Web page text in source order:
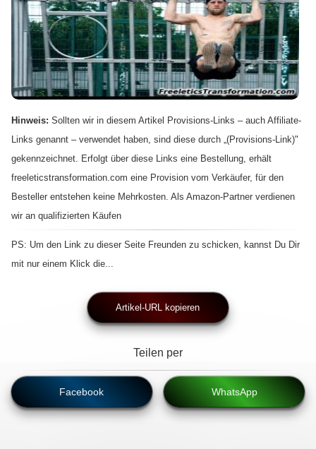
Hinweis: Sollten wir in diesem Artikel Provisions-Links – auch Affiliate-
Links genannt – verwendet haben, sind diese durch „(Provisions-Link)"
gekennzeichnet. Erfolgt über diese Links eine Bestellung, erhält
freeleticstransformation.com eine Provision vom Verkäufer, für den
Besteller entstehen keine Mehrkosten. Als Amazon-Partner verdienen
wir an qualifizierten Käufen
PS: Um den Link zu dieser Seite Freunden zu schicken, kannst Du Dir
mit nur einem Klick die...
Artikel-URL kopieren
Teilen per
Facebook WhatsApp